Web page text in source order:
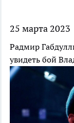
25 марта 2023
Радмир
увидеть бой